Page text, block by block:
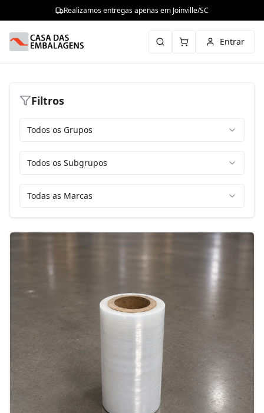
Realizamos entregas apenas em Joinville/SC
Entrar
Filtros
Todos os Grupos
Todos os Subgrupos
Todas as Marcas